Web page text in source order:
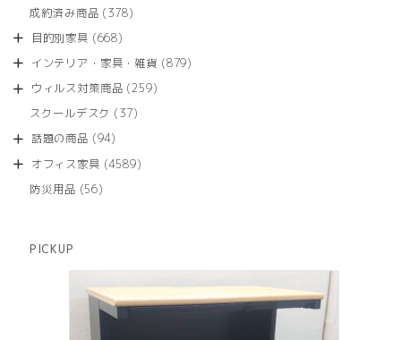
商
の
成約済み商品 378378
商
目的別家具 668668
の
商
インテリア・家具・雑貨 879879
ウィルス対策商品 259259
スクールデスク 3737
商
話題の商品 9494
の
オフィス家具 45894589
防災用品 5656
PICKUP